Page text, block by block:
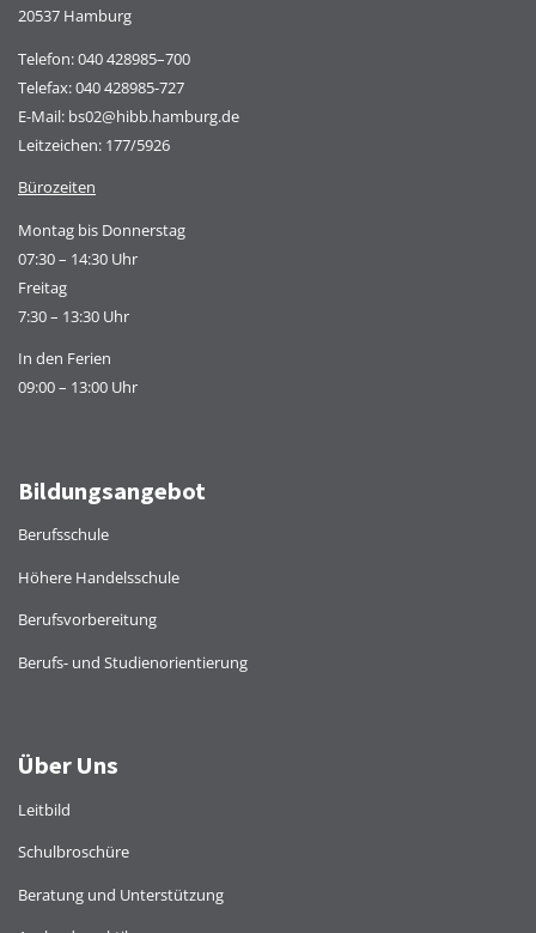
20537 Hamburg
Telefon:040 428985–700
Telefax: 040 428985-727
E-Mail: bs02@hibb.hamburg.de
Leitzeichen: 177/5926
Bürozeiten
Montag bis Donnerstag
07:30 – 14:30 Uhr
Freitag
7:30 – 13:30 Uhr
In den Ferien
09:00 – 13:00 Uhr
Bildungsangebot
Berufsschule
Höhere Handelsschule
Berufsvorbereitung
Berufs- und Studienorientierung
Über Uns
Leitbild
Schulbroschüre
Beratung und Unterstützung